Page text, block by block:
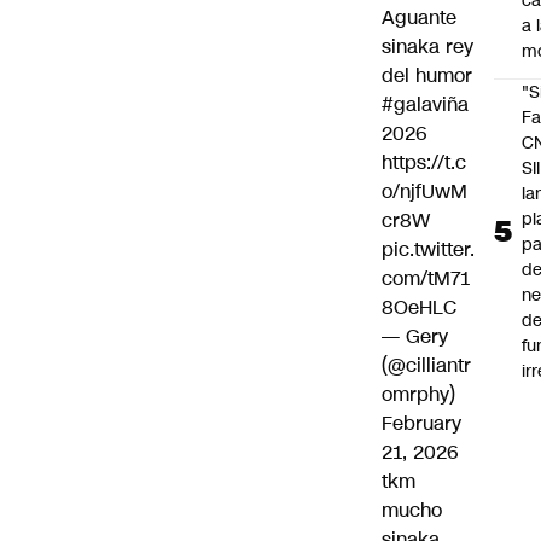
Aguante
sinaka rey
del humor
#galaviña
2026
https://t.c
o/njfUwM
cr8W
pic.twitter.
com/tM71
8OeHLC
— Gery
(@cilliantr
omrphy)
February
21, 2026
tkm
mucho
a
SII
de